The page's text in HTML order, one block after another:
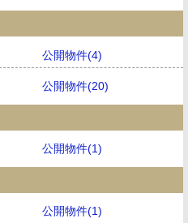
公開物件(4)
公開物件(20)
公開物件(1)
公開物件(1)